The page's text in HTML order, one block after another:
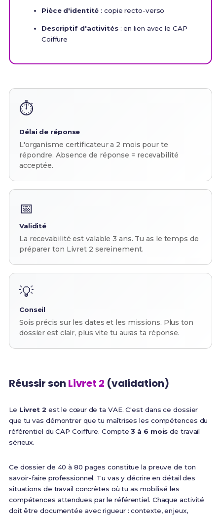
Pièce d'identité : copie recto-verso
Descriptif d'activités: en lien avec le CAP
Coiffure
⏱️
Délai de réponse
L'organisme certificateur a 2 mois pour te
répondre. Absence de réponse = recevabilité
acceptée.
📅
Validité
La recevabilité est valable 3 ans. Tu as le temps de
préparer ton Livret 2 sereinement.
💡
Conseil
Sois précis sur les dates et les missions. Plus ton
dossier est clair, plus vite tu auras ta réponse.
Réussir son Livret 2 (validation)
Le Livret 2 est le cœur de ta VAE. C'est dans ce dossier
que tu vas démontrer que tu maîtrises les compétences du
référentiel du CAP Coiffure. Compte3 à 6 mois de travail
sérieux.
Ce dossier de 40 à 80 pages constitue la preuve de ton
savoir-faire professionnel. Tu vas y décrire en détail des
situations de travail concrètes où tu as mobilisé les
compétences attendues par le référentiel. Chaque activité
doit être documentée avec rigueur : contexte, enjeux,